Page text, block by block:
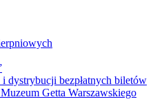
dystrybucji bezpłatnych biletów
Getta Warszawskiego